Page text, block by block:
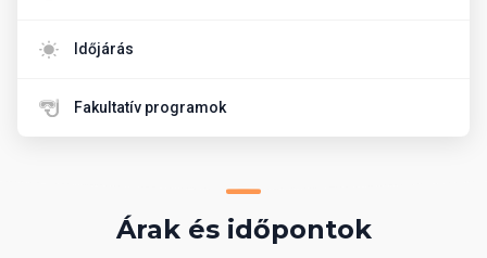
Időjárás
Fakultatív programok
Árak és időpontok